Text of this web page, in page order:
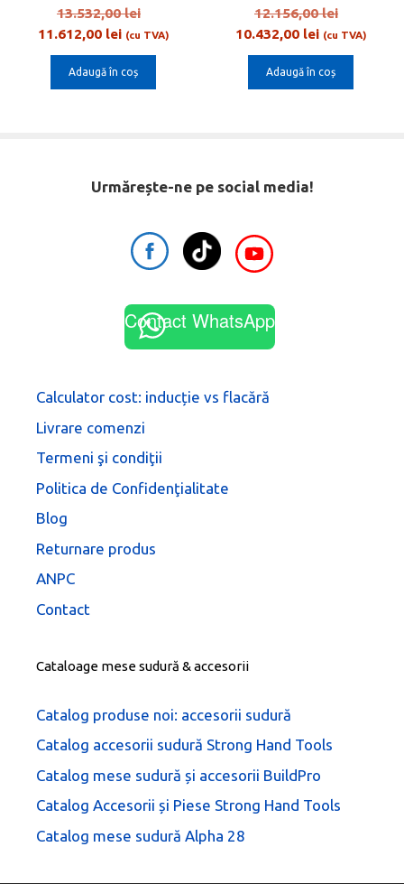
0
o
u
f
5
13.532,00lei
inițial
a
11.612,00 leiPrețul
curent
este:
(cu TVA)
Adaugă în coș
0
o
u
f
5
12.156,00lei
inițial
a
10.432,00 leiPrețul
curent
este:
(cu TVA)
Adaugă în coș
Urmărește-ne pe social media!
Contact WhatsApp
Calculator cost: inducție vs flacără
Livrare comenzi
Termeni şi condiţii
Politica de Confidenţialitate
Blog
Returnare produs
ANPC
Contact
Cataloage mese sudură & accesorii
Catalog produse noi: accesorii sudură
Catalog accesorii sudură Strong Hand Tools
Catalog mese sudură și accesorii BuildPro
Catalog Accesorii și Piese Strong Hand Tools
Catalog mese sudură Alpha 28